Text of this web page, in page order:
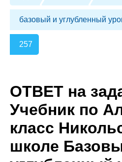
базовый и углубленный
257
ОТВЕТ на
Учебник по
класс
школе